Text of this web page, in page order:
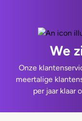
We
Onze
meertalige
per jaar klaar